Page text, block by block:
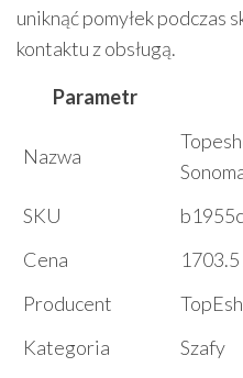
uniknąć pomyłek podczas
kontaktu z obsługą.
Parametr
Nazwa
SKU
Cena
1703.5
Producent
Kategoria
Szafy